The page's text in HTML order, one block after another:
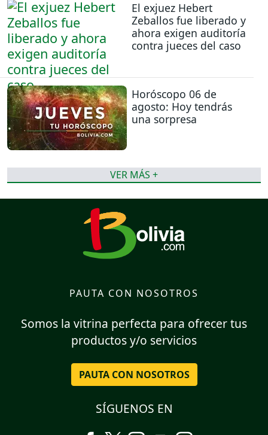
El exjuez Hebert
Zeballos fue liberado y
ahora exigen auditoría
contra jueces del caso
Horóscopo 06 de
agosto: Hoy tendrás
una sorpresa
VER MÁS +
PAUTA CON NOSOTROS
Somos la vitrina perfecta para ofrecer tus
productos y/o servicios
PAUTA CON NOSOTROS
SÍGUENOS EN